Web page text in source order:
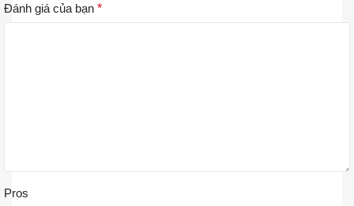
Đánh giá của bạn *
Pros